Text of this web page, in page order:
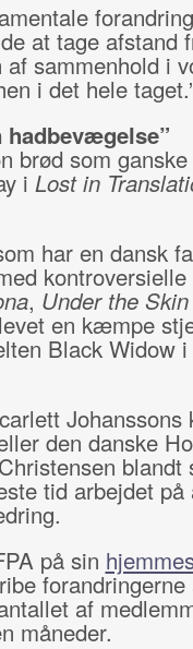
at tage afstand
sammenhold i
i det hele
hadbevægelse”
brød som
i Lost in
har en dansk
, Under the Skin
en kæmpe
Black Widow
Johanssons
den danske
blandt
tid arbejdet på
på sin
af
måneder.